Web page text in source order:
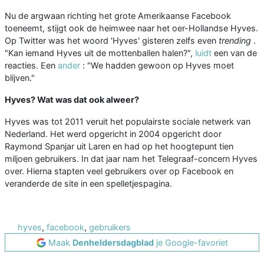
Nu de argwaan richting het grote Amerikaanse Facebook
toeneemt, stijgt ook de heimwee naar het oer-Hollandse Hyves.
Op Twitter was het woord 'Hyves' gisteren zelfs even trending .
"Kan iemand Hyves uit de mottenballen halen?", luidt een van de
reacties. Een ander : "We hadden gewoon op Hyves moet
blijven."
Hyves? Wat was dat ook alweer?
Hyves was tot 2011 veruit het populairste sociale netwerk van
Nederland. Het werd opgericht in 2004 opgericht door
Raymond Spanjar uit Laren en had op het hoogtepunt tien
miljoen gebruikers. In dat jaar nam het Telegraaf-concern Hyves
over. Hierna stapten veel gebruikers over op Facebook en
veranderde de site in een spelletjespagina.
hyves, facebook, gebruikers
Maak Denheldersdagbladje Google-favoriet